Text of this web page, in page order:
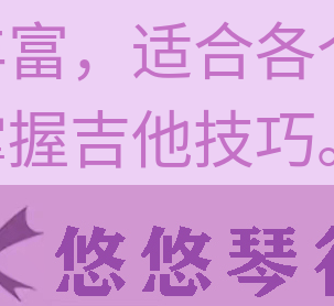
，适合
吉他技巧